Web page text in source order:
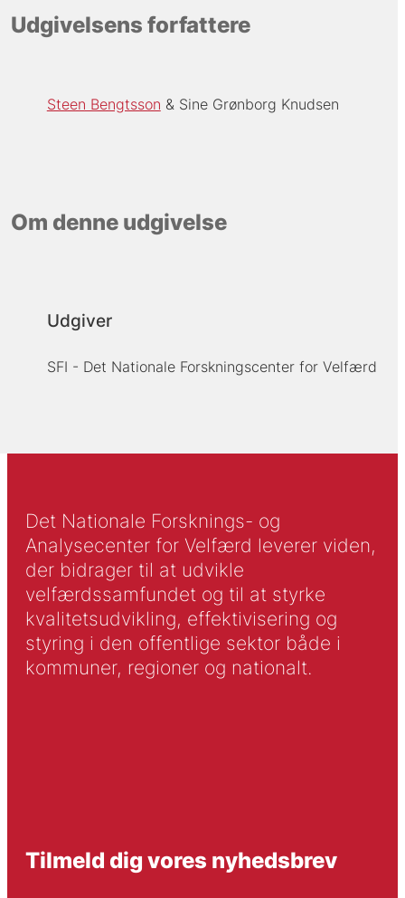
Udgivelsens forfattere
Steen Bengtsson Sine Grønborg Knudsen
Om denne udgivelse
Udgiver
SFI - Det Nationale Forskningscenter for Velfærd
Det Nationale Forsknings- og
Analysecenter for Velfærd leverer viden,
der bidrager til at udvikle
velfærdssamfundet og til at styrke
kvalitetsudvikling, effektivisering og
styring i den offentlige sektor både i
kommuner, regioner og nationalt.
Tilmeld dig vores nyhedsbrev